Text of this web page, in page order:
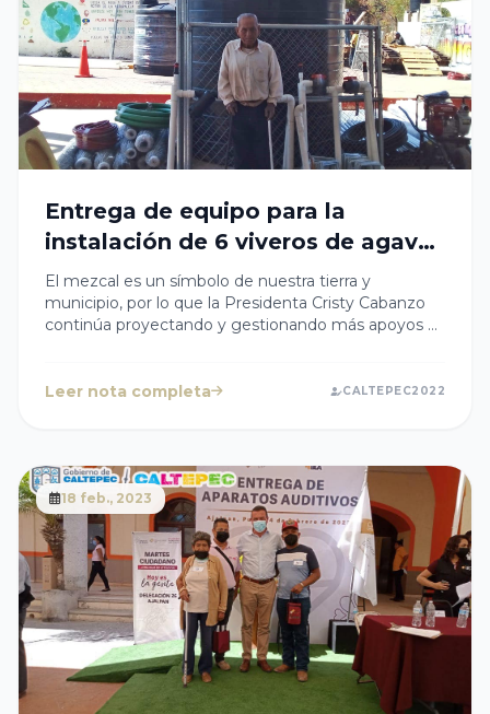
Entrega de equipo para la
instalación de 6 viveros de agave
mezcalero
El mezcal es un símbolo de nuestra tierra y
municipio, por lo que la Presidenta Cristy Cabanzo
continúa proyectando y gestionando más apoyos y
Secretaría de Desarrollo Rural Puebla para que se
Leer nota completa CALTEPEC2022
18 feb., 2023